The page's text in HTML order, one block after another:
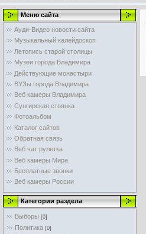
Меню сайта
Ауди-Видео новости сайта
Музыкальный калейдоскоп
Летопись старой столицы
Музеи города Владимира
Действующие монастыри
ВУЗы города Владимира
Веб камеры Владимира
Сунгирская стоянка
Фотоальбом
Каталог сайтов
Обратная связь
Веб чат рулетка
Веб камеры Мира
Бесплатные звонки
Веб камеры России
Категории раздела
Выборы [0]
Политика [0]